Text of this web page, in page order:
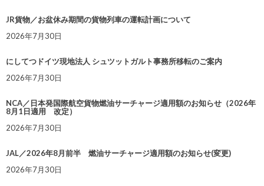
JR貨物／お盆休み期間の貨物列車の運転計画について
2026年7月30日
にしてつドイツ現地法人 シュツットガルト事務所移転のご案内
2026年7月30日
NCA／日本発国際航空貨物燃油サーチャージ適用額のお知らせ（2026年
8月1日適用 改定）
2026年7月30日
JAL／2026年8月前半 燃油サーチャージ適用額のお知らせ(変更)
2026年7月30日